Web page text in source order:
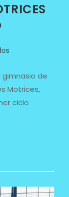
gimnasio de
Motrices,
ciclo